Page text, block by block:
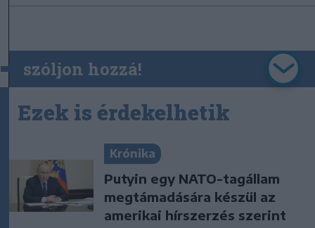
szóljon hozzá!
Ezek is érdekelhetik
Krónika
Putyin egy NATO-tagállam
megtámadására készül az
amerikai hírszerzés szerint